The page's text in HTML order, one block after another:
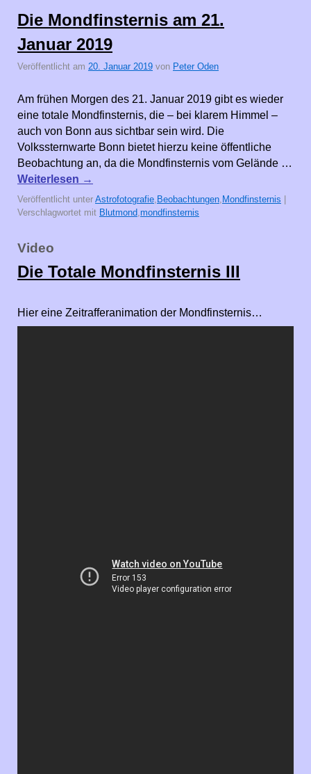
Die Mondfinsternis am 21.
Januar 2019
Veröffentlicht am 20. Januar 2019 von Peter Oden
Am frühen Morgen des 21. Januar 2019 gibt es wieder
eine totale Mondfinsternis, die – bei klarem Himmel –
auch von Bonn aus sichtbar sein wird. Die
Volkssternwarte Bonn bietet hierzu keine öffentliche
Beobachtung an, da die Mondfinsternis vom Gelände …
Weiterlesen →
Veröffentlicht unter Astrofotografie Beobachtungen Mondfinsternis |
Verschlagwortet mit Blutmond mondfinsternis
Video
Die Totale Mondfinsternis III
Hier eine Zeitrafferanimation der Mondfinsternis…